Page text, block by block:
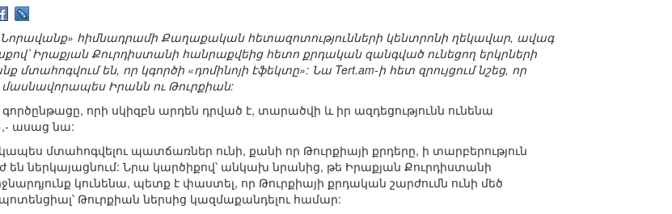
հիմնադրամի Քաղաքական հետազոտությունների կենտրոնի ղեկավար, ավագ
Իրաքյան Քուրդիստանի հանրաքվեից հետո քրդական զանգված ունեցող երկրների
մտահոգվում են, որ կգործի «դոմինոյի էֆեկտը»: Նա Tert.am-ի հետ զրույցում նշեց, որ
մասնավորապես Իրանն ու Թուրքիան:
որի սկիզբն արդեն դրված է, տարածվի և իր ազդեցությունն ունենա
ասաց նա:
մտահոգվելու պատճառներ ունի, քանի որ Թուրքիայի քրդերը, ի տարբերություն
են ներկայացնում: Նրա կարծիքով՝ անկախ նրանից, թե Իրաքյան Քուրդիստանի
կունենա, պետք է փաստել, որ Թուրքիայի քրդական շարժումն ունի մեծ
Թուրքիան ներսից կազմաքանդելու համար: